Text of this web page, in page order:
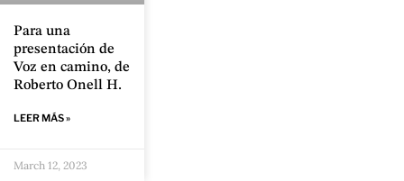
Para una
presentación de
Voz en camino, de
Roberto Onell H.
LEER MÁS »
March 12, 2023